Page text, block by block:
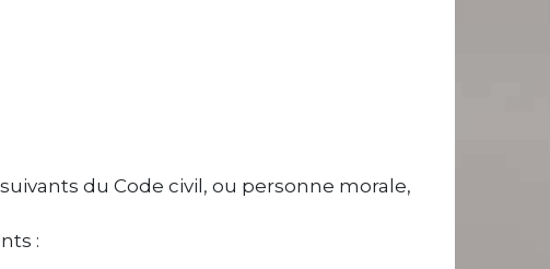
du Code civil, ou personne morale,
: